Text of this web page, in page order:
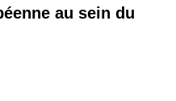
au sein du